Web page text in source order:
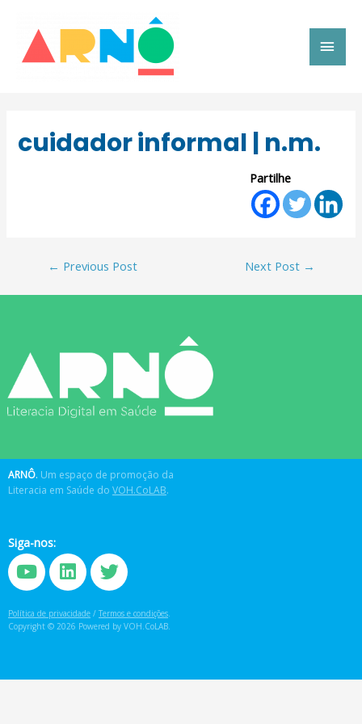
cuidador informal | n.m.
Partilhe
← Previous Post Next Post →
ARNÔ. Um espaço de promoção da
Literacia em Saúde do VOH.CoLAB.
Siga-nos:
Política de privacidade / Termos e condições
Copyright © 2026 Powered by VOH.CoLAB.